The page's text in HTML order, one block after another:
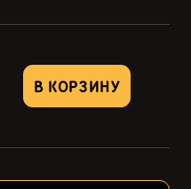
В КОРЗИНУ